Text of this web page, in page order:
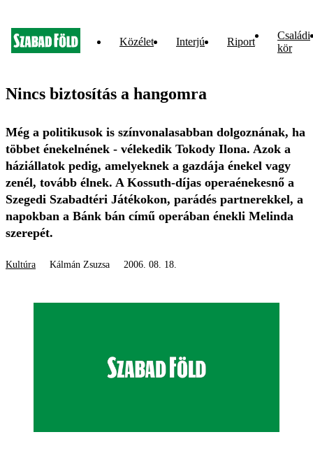
Közélet Interjú Riport
Családi
kör
Nincs biztosítás a hangomra
Még a politikusok is színvonalasabban dolgoznának, ha
többet énekelnének - vélekedik Tokody Ilona. Azok a
háziállatok pedig, amelyeknek a gazdája énekel vagy
zenél, tovább élnek. A Kossuth-díjas operaénekesnő a
Szegedi Szabadtéri Játékokon, parádés partnerekkel, a
napokban a Bánk bán című operában énekli Melinda
szerepét.
Kultúra Kálmán Zsuzsa 2006. 08. 18.